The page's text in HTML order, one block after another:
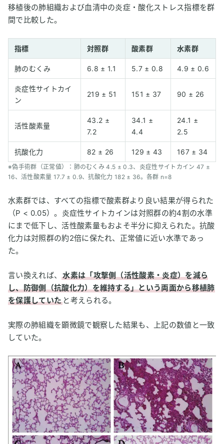
移植後の肺組織および血清中の炎症・酸化ストレス指標を群
間で比較した。
指標 対照群 酸素群 水素群
肺のむくみ 6.8 ± 1.1 5.7 ± 0.8 4.9 ± 0.6
炎症性サイトカイ
ン
219 ± 51 151 ± 37 90 ± 26
活性酸素量
43.2 ±
7.2
34.1 ±
4.4
24.1 ±
2.5
抗酸化力 82 ± 26 129 ± 43 167 ± 34
※偽手術群（正常値）：肺のむくみ 4.5 ± 0.3、炎症性サイトカイン 47 ±
16、活性酸素量 17.7 ± 0.9、抗酸化力 182 ± 36。各群 n=8
水素群では、すべての指標で酸素群より良い結果が得られた
（P < 0.05）。炎症性サイトカインは対照群の約4割の水準
にまで低下し、活性酸素量もおよそ半分に抑えられた。抗酸
化力は対照群の約2倍に保たれ、正常値に近い水準であっ
た。
言い換えれば、水素は「攻撃側（活性酸素・炎症）を減ら
し、防御側（抗酸化力）を維持する」という両面から移植肺
を保護していた と考えられる。
実際の肺組織を顕微鏡で観察した結果も、上記の数値と一致
していた。